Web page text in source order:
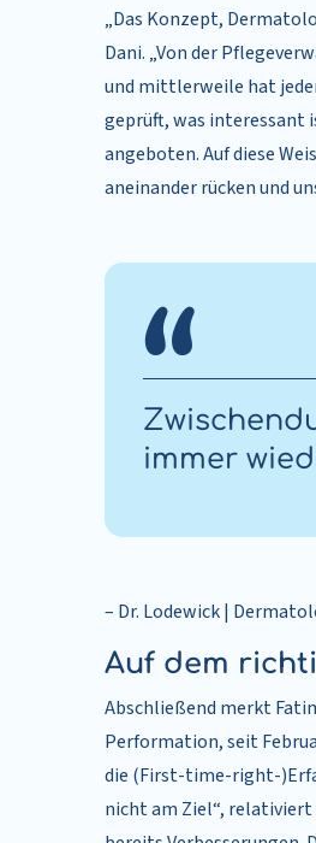
„Das Konzept,
Dani. „Von der
und mittlerweile hat
geprüft, was interessant
angeboten. Auf diese
aneinander rücken und
immer
– Dr. Lodewick |
Auf dem
Abschließend merkt
Performation, seit
die (First-time-right-
nicht am Ziel“, relativiert